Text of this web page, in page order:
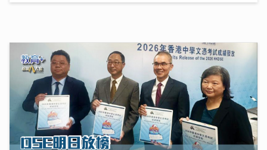
DSE明日放榜｜今屆誕生24名狀元 當中11人是超級狀元
14/07/2026